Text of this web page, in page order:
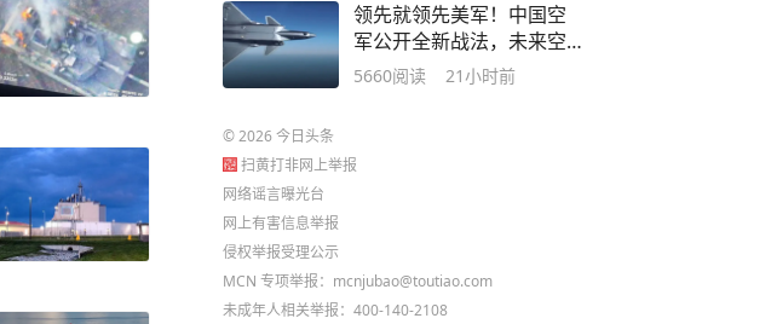
领先就领先美军！中国空
军公开全新战法，未来空
战模式正在改变
5660阅读 21小时前
©2026今日头条
扫黄打非网上举报
网络谣言曝光台
网上有害信息举报
侵权举报受理公示
MCN 专项举报：mcnjubao@toutiao.com
未成年人相关举报：400-140-2108